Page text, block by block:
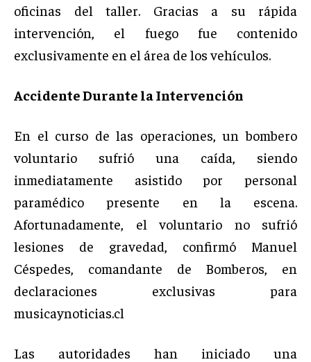
oficinas del taller. Gracias a su rápida
intervención, el fuego fue contenido
exclusivamente en el área de los vehículos.
Accidente Durante la Intervención
En el curso de las operaciones, un bombero
voluntario sufrió una caída, siendo
inmediatamente asistido por personal
paramédico presente en la escena.
Afortunadamente, el voluntario no sufrió
lesiones de gravedad, confirmó Manuel
Céspedes, comandante de Bomberos, en
declaraciones exclusivas para
musicaynoticias.cl
Las autoridades han iniciado una